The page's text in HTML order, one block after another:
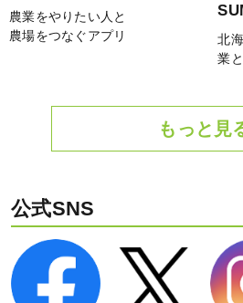
農業をやりたい人と
農場をつなぐアプリ
北
業
もっと見
公式SNS